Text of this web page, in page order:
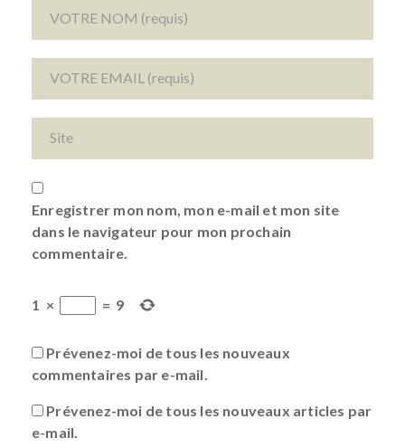
Enregistrer mon nom, mon e-mail et mon site
dans le navigateur pour mon prochain
commentaire.
1 × = 9
Prévenez-moi de tous les nouveaux
commentaires par e-mail.
Prévenez-moi de tous les nouveaux articles par
e-mail.